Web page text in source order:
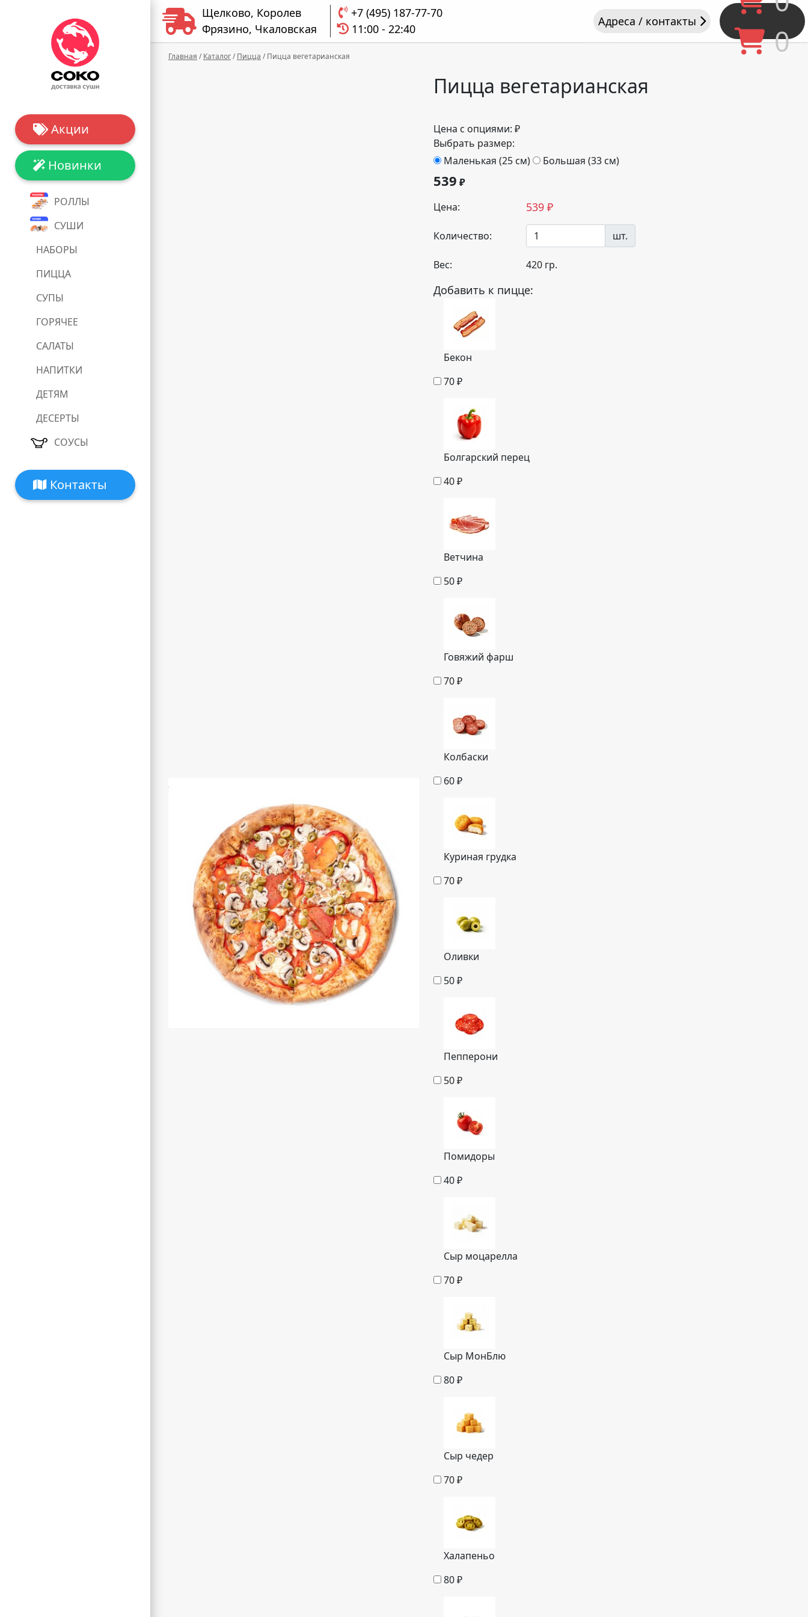
Акции
Новинки
РОЛЛЫ
СУШИ
НАБОРЫ
ПИЦЦА
СУПЫ
ГОРЯЧЕЕ
САЛАТЫ
НАПИТКИ
ДЕТЯМ
ДЕСЕРТЫ
СОУСЫ
Контакты
Щелково, Королев
Фрязино, Чкаловская
+7 (495) 187-77-70
11:00 - 22:40
Адреса / контакты
0
Главная / Каталог/ Пицца / Пицца вегетарианская
Пицца вегетарианская
Цена с опциями: ₽
Выбрать размер:
Маленькая (25 см)
Большая (33 см)
539 ₽
Цена:
539 ₽
Количество: шт.
Вес: 420 гр.
Добавить к пицце:
Бекон
70₽
Болгарский перец
40₽
Ветчина
50₽
Говяжий фарш
70₽
Колбаски
60₽
Куриная грудка
70₽
Оливки
50₽
Пепперони
50₽
Помидоры
40₽
Сыр моцарелла
70₽
Сыр МонБлю
80₽
Сыр чедер
70₽
Халапеньо
80₽